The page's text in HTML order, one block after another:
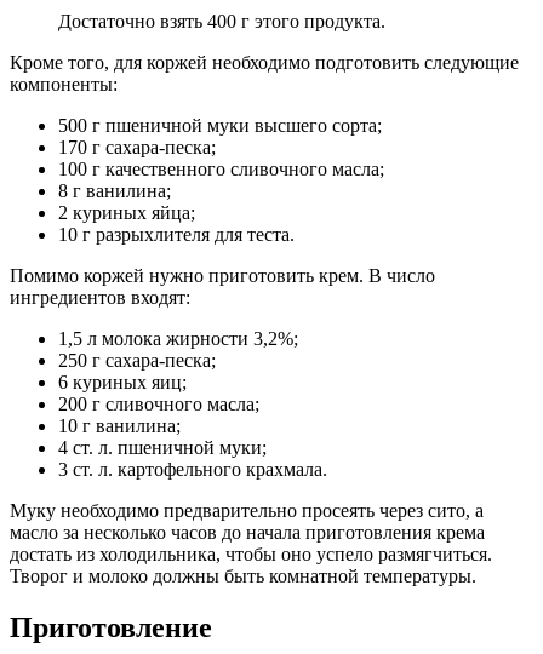
Достаточно взять 400 г этого продукта.
Кроме того, для коржей необходимо подготовить следующие
компоненты:
500 г пшеничной муки высшего сорта;
170 г сахара-песка;
100 г качественного сливочного масла;
8 г ванилина;
2 куриных яйца;
10 г разрыхлителя для теста.
Помимо коржей нужно приготовить крем. В число
ингредиентов входят:
1,5 л молока жирности 3,2%;
250 г сахара-песка;
6 куриных яиц;
200 г сливочного масла;
10 г ванилина;
4 ст. л. пшеничной муки;
3 ст. л. картофельного крахмала.
Муку необходимо предварительно просеять через сито, а
масло за несколько часов до начала приготовления крема
достать из холодильника, чтобы оно успело размягчиться.
Творог и молоко должны быть комнатной температуры.
Приготовление